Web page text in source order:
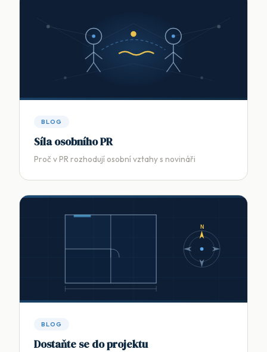
BLOG
Síla osobního PR
Proč v PR rozhodují osobní vztahy s novináři
N
BLOG
Dostaňte se do projektu